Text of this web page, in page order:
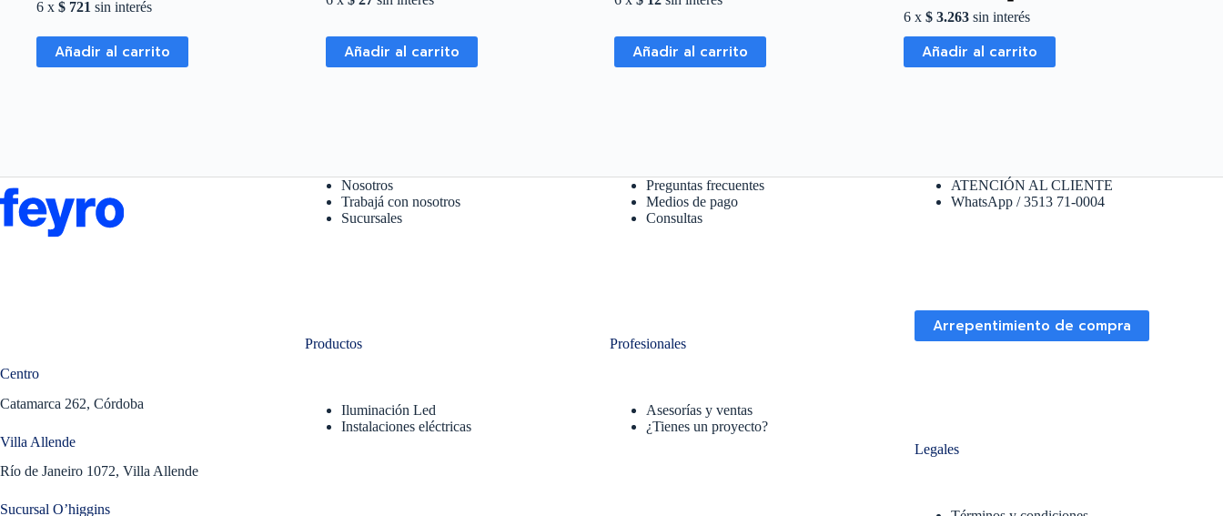
6 x $ 721 sin interés
Añadir al carrito Añadir al carrito Añadir al carrito
6 x $3.263sin interés
Añadir al carrito
Centro
Catamarca 262, Córdoba
Villa Allende
Río de Janeiro 1072, Villa Allende
Sucursal O’higgins
Nosotros
Trabajá con nosotros
Sucursales
Productos
Iluminación Led
Instalaciones eléctricas
Preguntas frecuentes
Medios de pago
Consultas
Profesionales
Asesorías y ventas
¿Tienes un proyecto?
ATENCIÓN AL CLIENTE
WhatsApp / 3513 71-0004
Arrepentimiento de compra
Legales